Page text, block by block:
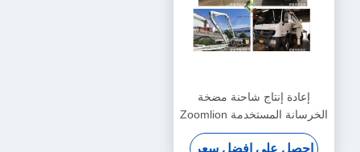
إعادة إنتاج شاحنة مضخة
الخرسانة المستخدمة Zoomlion
مع هيكل مرسيدس بنز 8 × 4
احصل على افضل سعر